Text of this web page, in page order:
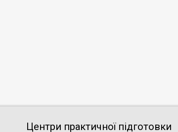
Центри практичної підготовки